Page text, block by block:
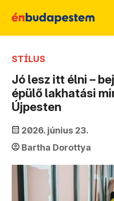
STÍLUS
Jó lesz itt élni –
épülő lakhatási
Újpesten
2026. június 23.
Bartha Dorottya